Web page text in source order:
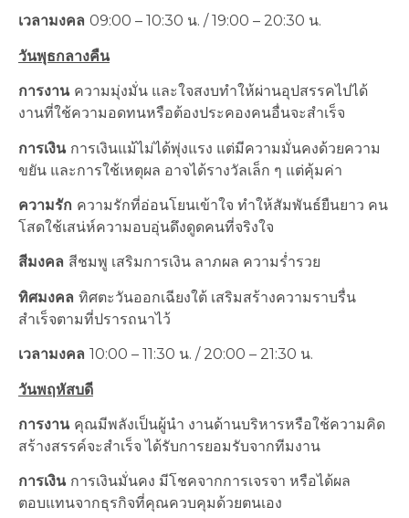
เวลามงคล 09:00 – 10:30 น. / 19:00 – 20:30 น.
วันพุธกลางคืน
การงาน ความมุ่งมั่น และใจสงบทำให้ผ่านอุปสรรคไปได้
งานที่ใช้ความอดทนหรือต้องประคองคนอื่นจะสำเร็จ
การเงิน การเงินแม้ไม่ได้พุ่งแรง แต่มีความมั่นคงด้วยความ
ขยัน และการใช้เหตุผล อาจได้รางวัลเล็ก ๆ แต่คุ้มค่า
ความรัก ความรักที่อ่อนโยนเข้าใจ ทำให้สัมพันธ์ยืนยาว คน
โสดใช้เสน่ห์ความอบอุ่นดึงดูดคนที่จริงใจ
สีมงคล สีชมพู เสริมการเงิน ลาภผล ความร่ำรวย
ทิศมงคล ทิศตะวันออกเฉียงใต้ เสริมสร้างความราบรื่น
สำเร็จตามที่ปรารถนาไว้
เวลามงคล 10:00 – 11:30 น. / 20:00 – 21:30 น.
วันพฤหัสบดี
การงาน คุณมีพลังเป็นผู้นำ งานด้านบริหารหรือใช้ความคิด
สร้างสรรค์จะสำเร็จ ได้รับการยอมรับจากทีมงาน
การเงิน การเงินมั่นคง มีโชคจากการเจรจา หรือได้ผล
ตอบแทนจากธุรกิจที่คุณควบคุมด้วยตนเอง